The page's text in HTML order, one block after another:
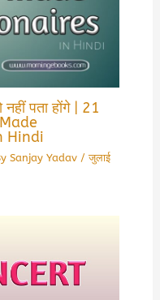
पता होंगे | 21
Hindi
Sanjay Yadav /जुलाई